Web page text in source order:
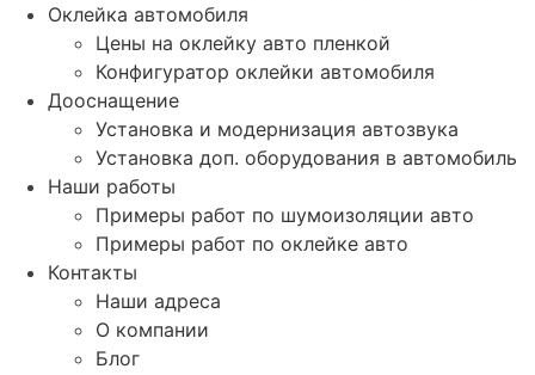
Оклейка автомобиля
Цены на оклейку авто пленкой
Конфигуратор оклейки автомобиля
Дооснащение
Установка и модернизация автозвука
Установка доп. оборудования в автомобиль
Наши работы
Примеры работ по шумоизоляции авто
Примеры работ по оклейке авто
Контакты
Наши адреса
О компании
Блог